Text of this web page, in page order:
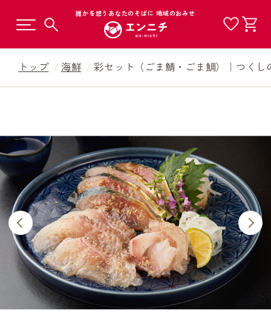
誰かを想うあなたのそばに 地域のおみせ
トップ 海鮮 彩セット（ごま鯖・ごま鯛）｜つくし